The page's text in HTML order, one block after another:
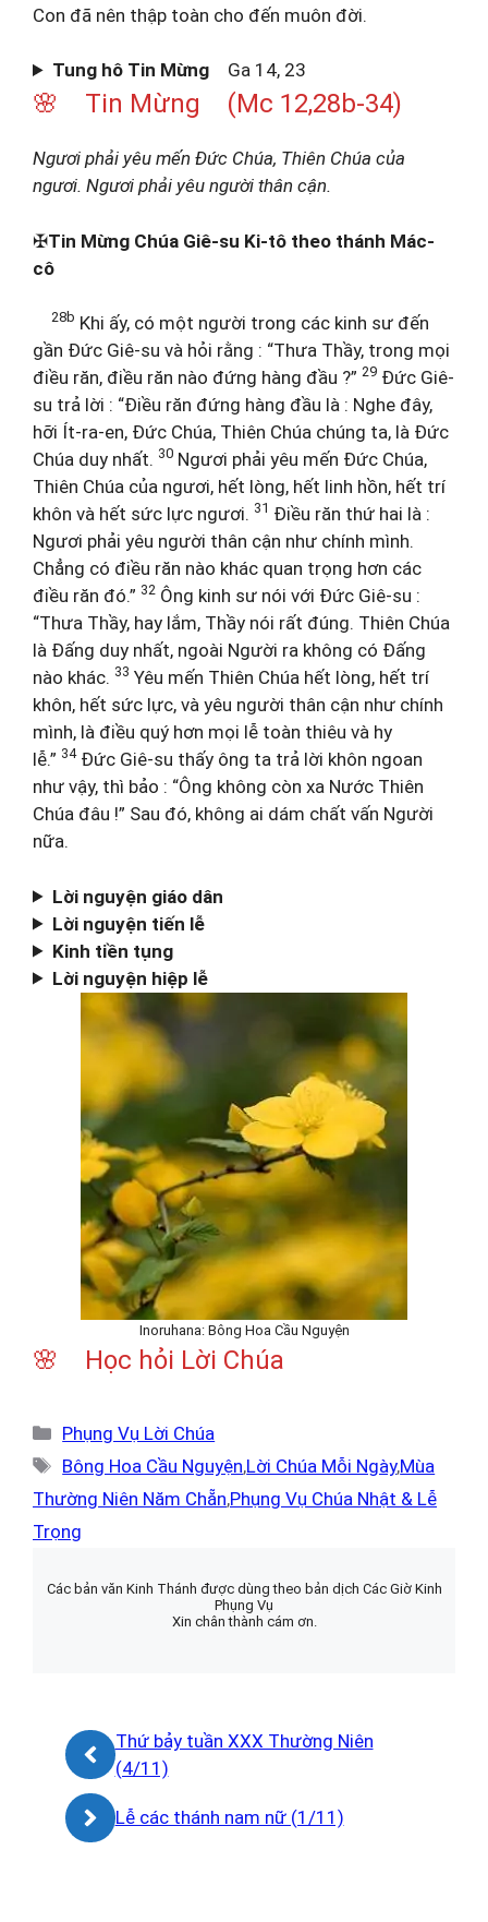
Con đã nên thập toàn cho đến muôn đời.
Tung hô Tin Mừng Ga 14, 23
🌸 Tin Mừng (Mc 12,28b-34)
Ngươi phải yêu mến Đức Chúa, Thiên Chúa của
ngươi. Ngươi phải yêu người thân cận.
✠Tin Mừng Chúa Giê-su Ki-tô theo thánh Mác-
cô
28b Khi ấy, có một người trong các kinh sư đến
gần Đức Giê-su và hỏi rằng : “Thưa Thầy, trong mọi
điều răn, điều răn nào đứng hàng đầu ?” 29 Đức Giê-
su trả lời : “Điều răn đứng hàng đầu là : Nghe đây,
hỡi Ít-ra-en, Đức Chúa, Thiên Chúa chúng ta, là Đức
Chúa duy nhất. 30 Ngươi phải yêu mến Đức Chúa,
Thiên Chúa của ngươi, hết lòng, hết linh hồn, hết trí
khôn và hết sức lực ngươi. 31 Điều răn thứ hai là :
Ngươi phải yêu người thân cận như chính mình.
Chẳng có điều răn nào khác quan trọng hơn các
điều răn đó.” 32 Ông kinh sư nói với Đức Giê-su :
“Thưa Thầy, hay lắm, Thầy nói rất đúng. Thiên Chúa
là Đấng duy nhất, ngoài Người ra không có Đấng
nào khác. 33 Yêu mến Thiên Chúa hết lòng, hết trí
khôn, hết sức lực, và yêu người thân cận như chính
mình, là điều quý hơn mọi lễ toàn thiêu và hy
lễ.” 34Đức Giê-su thấy ông ta trả lời khôn ngoan
như vậy, thì bảo : “Ông không còn xa Nước Thiên
Chúa đâu !” Sau đó, không ai dám chất vấn Người
nữa.
Lời nguyện giáo dân
Lời nguyện tiến lễ
Kinh tiền tụng
Lời nguyện hiệp lễ
Inoruhana: Bông Hoa Cầu Nguyện
🌸 Học hỏi Lời Chúa
Danh
mục
Phụng Vụ Lời Chúa
Thẻ
Bông Hoa Cầu Nguyện,Lời Chúa Mỗi Ngày,Mùa
Thường Niên Năm Chẵn,Phụng Vụ Chúa Nhật & Lễ
Trọng
Các bản văn Kinh Thánh được dùng theo bản dịch Các Giờ Kinh
Phụng Vụ
Xin chân thành cám ơn.
Thứ bảy tuần XXX Thường Niên
(4/11)
Lễ các thánh nam nữ (1/11)